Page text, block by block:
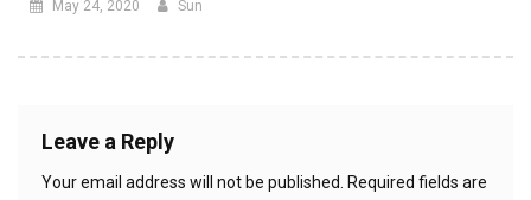
May 24, 2020 Sun
Leave a Reply
Your email address will not be published.
Required fields are